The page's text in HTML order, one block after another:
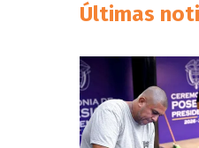
Últimas